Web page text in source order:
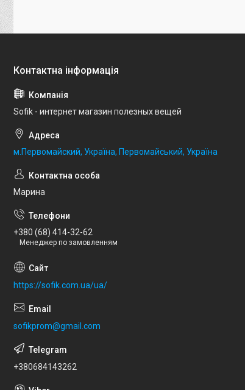
Sofik - интернет магазин полезных вещей
м.Первомайский, Україна, Первомайський, Україна
Марина
+380 (68) 414-32-62
Менеджер по замовленням
https://sofik.com.ua/ua/
sofikprom@gmail.com
+380684143262